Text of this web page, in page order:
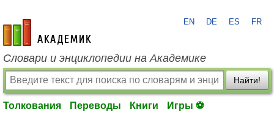
academic.ru
EN DE ES FR
Словари и энциклопедии на Академике
Найти!
Толкования Переводы Книги Игры ⚽